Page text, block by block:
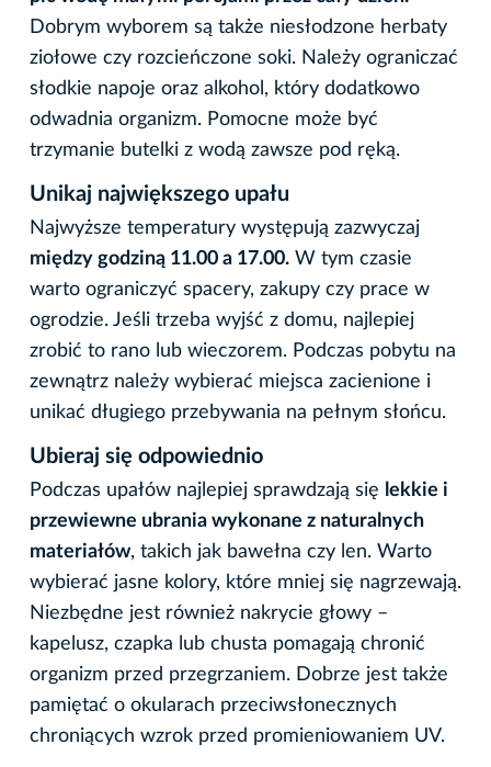
Dobrym wyborem są także niesłodzone herbaty
ziołowe czy rozcieńczone soki. Należy ograniczać
słodkie napoje oraz alkohol, który dodatkowo
odwadnia organizm. Pomocne może być
trzymanie butelki z wodą zawsze pod ręką.
Unikaj największego upału
Najwyższe temperatury występują zazwyczaj
między godziną 11.00 a 17.00. W tym czasie
warto ograniczyć spacery, zakupy czy prace w
ogrodzie. Jeśli trzeba wyjść z domu, najlepiej
zrobić to rano lub wieczorem. Podczas pobytu na
zewnątrz należy wybierać miejsca zacienione i
unikać długiego przebywania na pełnym słońcu.
Ubieraj się odpowiednio
Podczas upałów najlepiej sprawdzają się lekkie i
przewiewne ubrania wykonane z naturalnych
materiałów, takich jak bawełna czy len. Warto
wybierać jasne kolory, które mniej się nagrzewają.
Niezbędne jest również nakrycie głowy –
kapelusz, czapka lub chusta pomagają chronić
organizm przed przegrzaniem. Dobrze jest także
pamiętać o okularach przeciwsłonecznych
chroniących wzrok przed promieniowaniem UV.